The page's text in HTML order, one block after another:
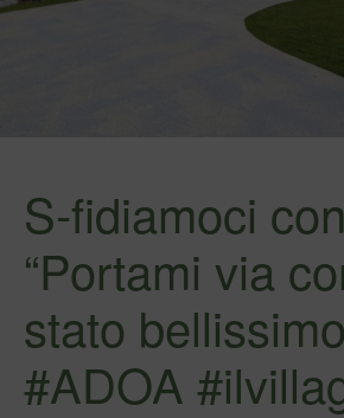
S-fidiamoci
“Portami via
stato bellissimo
#ADOA